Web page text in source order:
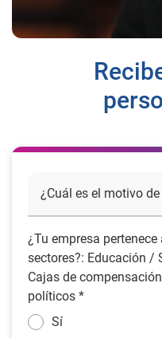
¿Tu empresa
sectores?: Educación
Cajas de
políticos *
Sí